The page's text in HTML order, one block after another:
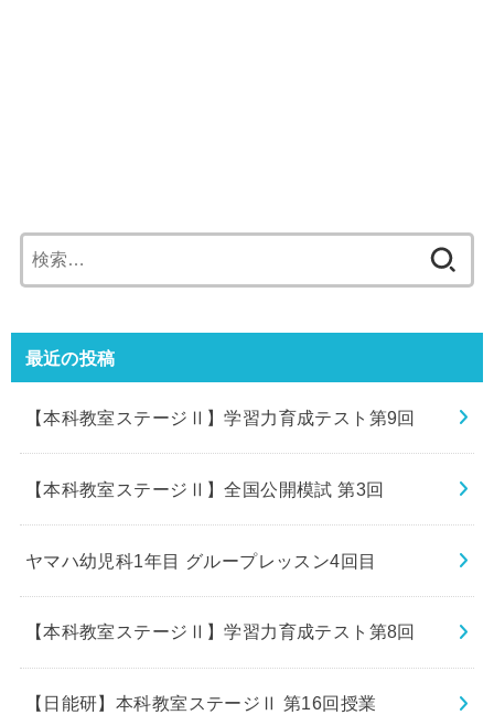
索:
最近の投稿
【本科教室ステージⅡ】学習力育成テスト第9回
【本科教室ステージⅡ】全国公開模試 第3回
ヤマハ幼児科1年目 グループレッスン4回目
【本科教室ステージⅡ】学習力育成テスト第8回
【日能研】本科教室ステージⅡ 第16回授業